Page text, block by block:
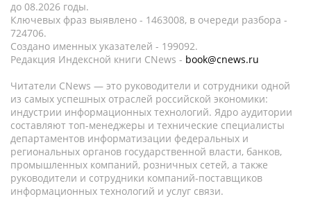
до 08.2026 годы.
Ключевых фраз выявлено - 1463008, в очереди разбора -
724706.
Создано именных указателей - 199092.
Редакция Индексной книги CNews - book@cnews.ru
Читатели CNews — это руководители и сотрудники одной
из самых успешных отраслей российской экономики:
индустрии информационных технологий. Ядро аудитории
составляют топ-менеджеры и технические специалисты
департаментов информатизации федеральных и
региональных органов государственной власти, банков,
промышленных компаний, розничных сетей, а также
руководители и сотрудники компаний-поставщиков
информационных технологий и услуг связи.